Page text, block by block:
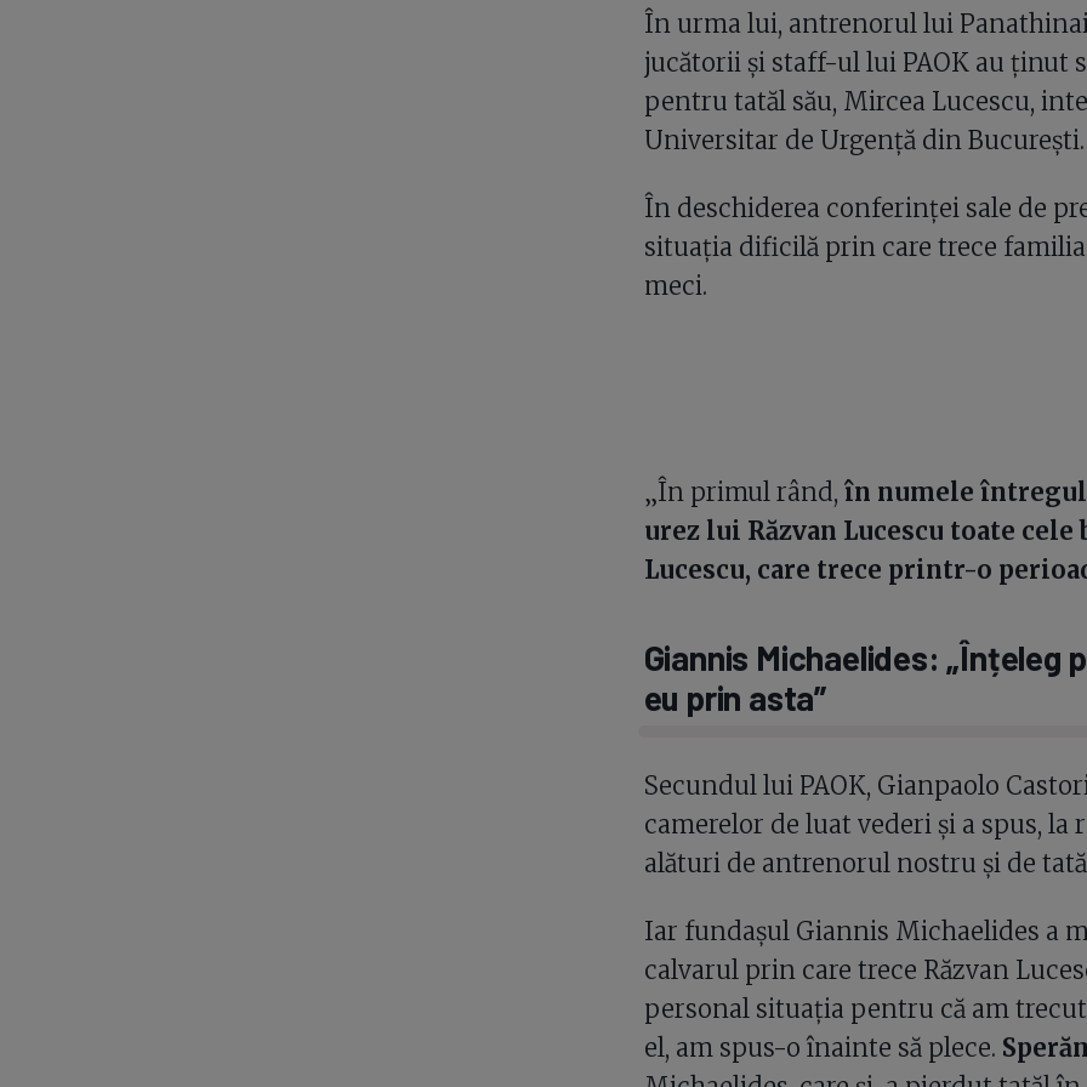
În urma lui, antrenorul lui
jucătorii și staff-ul lui PAOK au ținut
pentru tatăl său, Mircea Lucescu,
Universitar de Urgență din București.
În deschiderea conferinței sale de
situația dificilă prin care trece
meci.
„În primul rând, în numele
urez lui Răzvan Lucescu toate
Lucescu, care trece printr-o
Giannis Michaelides: „Înțeleg
eu prin asta”
Secundul lui PAOK, Gianpaolo
camerelor de luat vederi și a spus,
alături de antrenorul nostru și de
Iar fundașul Giannis Michaelides a
calvarul prin care trece Răzvan
personal situația pentru că am
el, am spus-o înainte să plece.